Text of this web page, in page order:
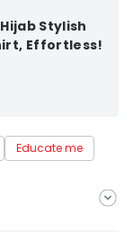
Stylish
Effortless!
Educate me